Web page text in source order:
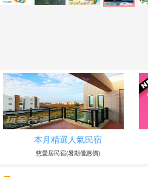
本月精選人氣民宿
慈愛居民宿(暑期優惠價)